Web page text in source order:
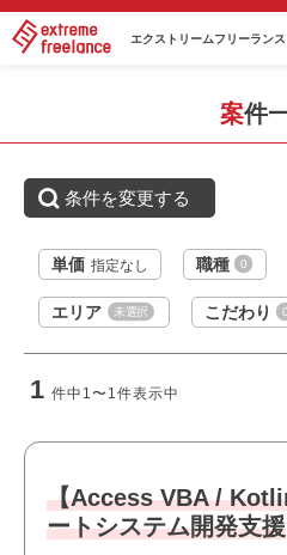
エクストリームフリーランス
単価 指定なし 職種 0
エリア 未選択 こだわり 0
条件を変更する
案件
1 件中 1〜1件表示中
【Access VBA /
ートシステム開発支援
必須スキル
・Access VBA開発経験
・RDBを利用した開発経験
おすすめポイント
・運用保守に携われます
・幅広い年齢層の方が活躍し
・長期就業が見込める案件で